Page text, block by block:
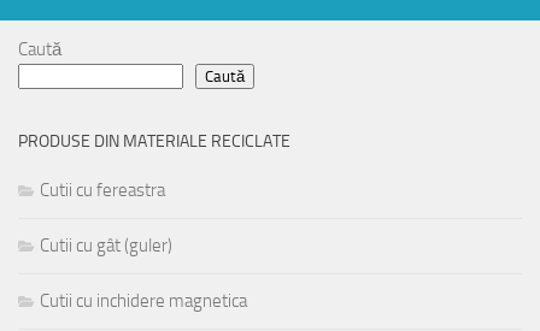
Caută
Caută
PRODUSE DIN MATERIALE RECICLATE
Cutii cu fereastra
Cutii cu gât (guler)
Cutii cu inchidere magnetica